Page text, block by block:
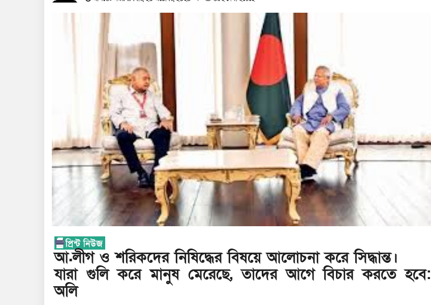
আ.লীগ ও শরিকদের নিষিদ্ধের বিষয়ে আলোচনা করে সিদ্ধান্ত।
যারা গুলি করে মানুষ মেরেছে, তাদের আগে বিচার করতে হবে:
অলি